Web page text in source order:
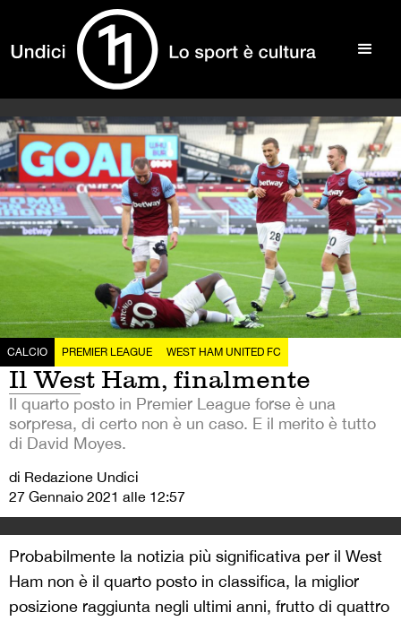
CALCIO PREMIER LEAGUE WEST HAM UNITED FC
Il West Ham, finalmente
Il quarto posto in Premier League forse è una
sorpresa, di certo non è un caso. E il merito è tutto
di David Moyes.
di Redazione Undici
27 Gennaio 2021 alle 12:57
Probabilmente la notizia più significativa per il West
Ham non è il quarto posto in classifica, la miglior
posizione raggiunta negli ultimi anni, frutto di quattro